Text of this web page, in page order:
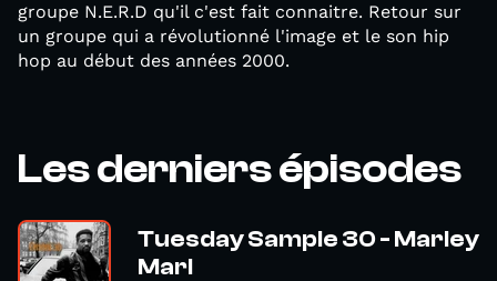
groupe N.E.R.D qu'il c'est fait connaitre. Retour sur
un groupe qui a révolutionné l'image et le son hip
hop au début des années 2000.
Les derniers épisodes
Tuesday Sample 30 - Marley
Marl